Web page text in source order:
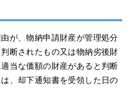
が、物納申請財産が管理処分
断されたもの又は物納劣後財
当な価額の財産があると判断
、却下通知書を受領した日の